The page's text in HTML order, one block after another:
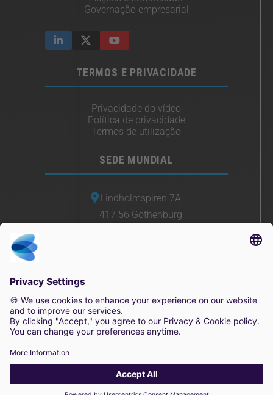
Governação empresarial
TERMOS E PRIVACIDADE
Privacidade do vídeo
Política de privacidade
Termos de utilização
SEDE MUNDIAL
Lindholmspiren 7A
417 56 Gothenburg
© 2025 Irisity AB. Todos os direitos reservados.